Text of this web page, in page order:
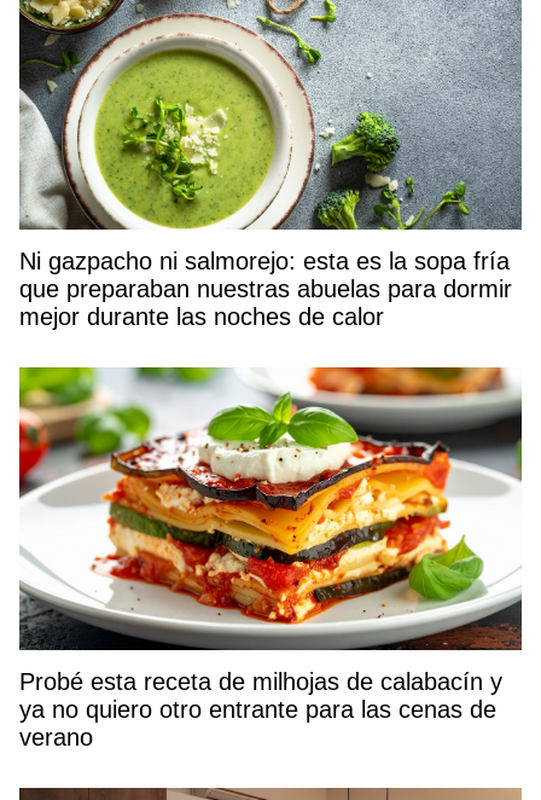
Ni gazpacho ni salmorejo: esta es la sopa fría
que preparaban nuestras abuelas para dormir
mejor durante las noches de calor
Probé esta receta de milhojas de calabacín y
ya no quiero otro entrante para las cenas de
verano